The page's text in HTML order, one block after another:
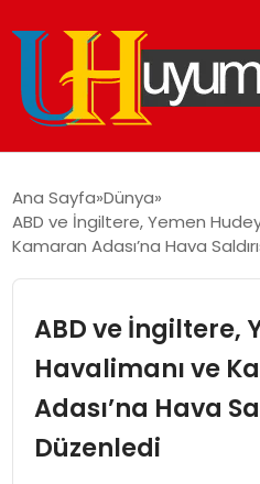
EKONOMI
SPOR
Ana Sayfa Dünya
ABD ve İngiltere, Yemen
Kamaran Adası’na Hava
ABD ve İngiltere,
Havalimanı ve
Adası’na Hava
Düzenledi